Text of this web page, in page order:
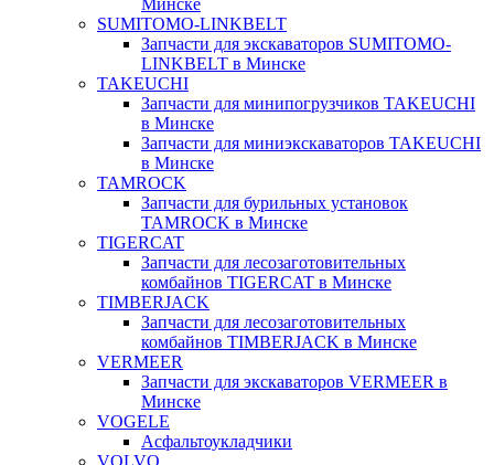
Минске
SUMITOMO-LINKBELT
Запчасти для экскаваторов SUMITOMO-
LINKBELT в Минске
TAKEUCHI
Запчасти для минипогрузчиков TAKEUCHI
в Минске
Запчасти для миниэкскаваторов TAKEUCHI
в Минске
TAMROCK
Запчасти для бурильных установок
TAMROCK в Минске
TIGERCAT
Запчасти для лесозаготовительных
комбайнов TIGERCAT в Минске
TIMBERJACK
Запчасти для лесозаготовительных
комбайнов TIMBERJACK в Минске
VERMEER
Запчасти для экскаваторов VERMEER в
Минске
VOGELE
Асфальтоукладчики
VOLVO